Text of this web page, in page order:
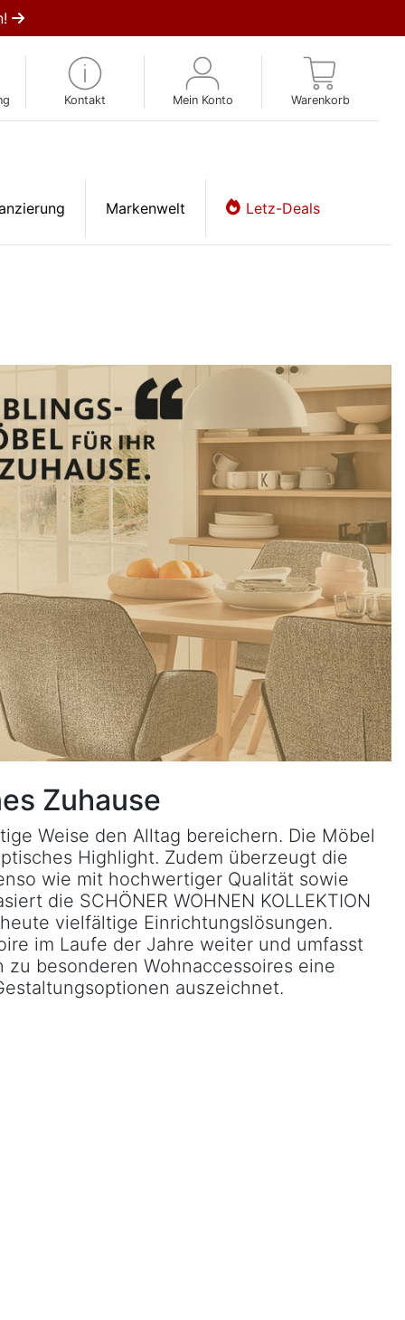
Kontakt Mein Konto Warenkorb
Markenwelt Letz-Deals
Zuhause
Weise den Alltag bereichern. Die Möbel
Highlight. Zudem überzeugt die
wie mit hochwertiger Qualität sowie
die SCHÖNER WOHNEN KOLLEKTION
vielfältige Einrichtungslösungen.
im Laufe der Jahre weiter und umfasst
besonderen Wohnaccessoires eine
auszeichnet.